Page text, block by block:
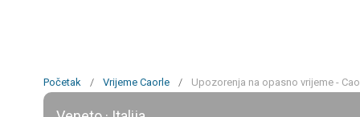
Početak / Vrijeme Caorle / Upozorenja na opasno vrijeme -